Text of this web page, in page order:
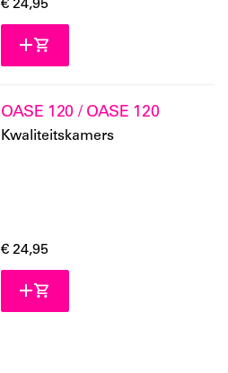
€ 24,95
OASE 120 / OASE 120
Kwaliteitskamers
€ 24,95